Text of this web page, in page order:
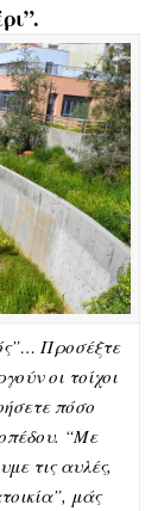
Προσέξτε
οι τοίχοι
πόσο
“Με
τις αυλές,
μάς